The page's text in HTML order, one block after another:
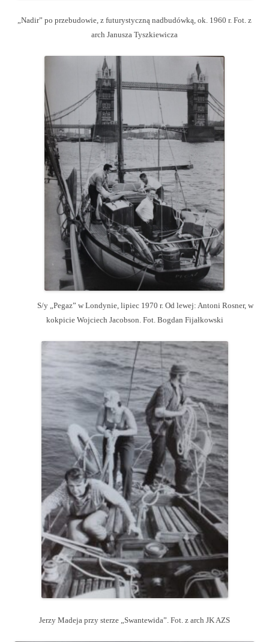
„Nadir” po przebudowie, z futurystyczną nadbudówką, ok. 1960 r. Fot. z
arch Janusza Tyszkiewicza
S/y „Pegaz” w Londynie, lipiec 1970 r. Od lewej: Antoni Rosner, w
kokpicie Wojciech Jacobson. Fot. Bogdan Fijałkowski
Jerzy Madeja przy sterze „Swantewida”. Fot. z arch JK AZS